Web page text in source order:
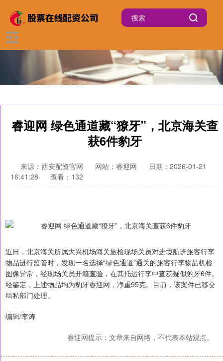
睿迎网 绿色通道藏“獠牙”，北京海关查
获6件豹牙
来源：西安配资官网 网站：睿迎网
日期：2026-01-21
16:41:28
查看：132
近日，北京海关所属大兴机场海关旅检现场关员对进境航班旅客行李
物品进行监管时，发现一名选择“绿色通道”通关的旅客行李物品机检
图像异常，经现场关员开箱查验，在其托运行李中查获疑似豹牙6件。
经鉴定，上述物品均为豹牙睿迎网，净重95克。目前，该案件已移交
缉私部门处理。
编辑/李涛
睿迎网提示：文章来自网络，不代表本站观点。